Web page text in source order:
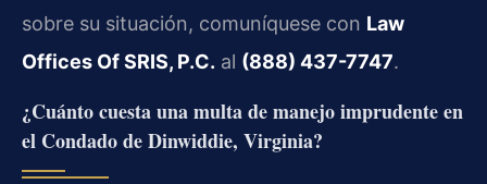
sobre su situación, comuníquese con Law
Offices Of SRIS, P.C. al (888) 437-7747.
¿Cuánto cuesta una multa de manejo imprudente en
el Condado de Dinwiddie, Virginia?